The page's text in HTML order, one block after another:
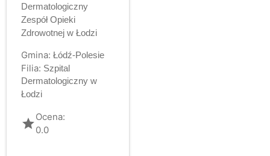
Dermatologiczny
Zespół Opieki
Zdrowotnej w Łodzi
Gmina: Łódź-Polesie
Filia: Szpital
Dermatologiczny w
Łodzi
gradeOcena:
0.0